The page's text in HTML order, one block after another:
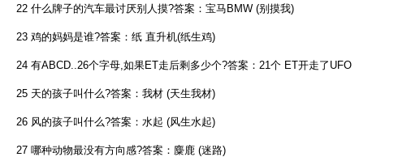
22 什么牌子的汽车最讨厌别人摸?答案：宝马BMW (别摸我)
23 鸡的妈妈是谁?答案：纸 直升机(纸生鸡)
24 有ABCD..26个字母,如果ET走后剩多少个?答案：21个 ET开走了UFO
25 天的孩子叫什么?答案：我材 (天生我材)
26 风的孩子叫什么?答案：水起 (风生水起)
27 哪种动物最没有方向感?答案：麋鹿 (迷路)